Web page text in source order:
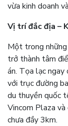
vừa kinh doanh
Vị trí đắc địa –
Một trong
trở thành tâm
án. Tọa lạc
với trục đường
du thuyền quốc
Vincom Plaza
chưa đầy 3km.